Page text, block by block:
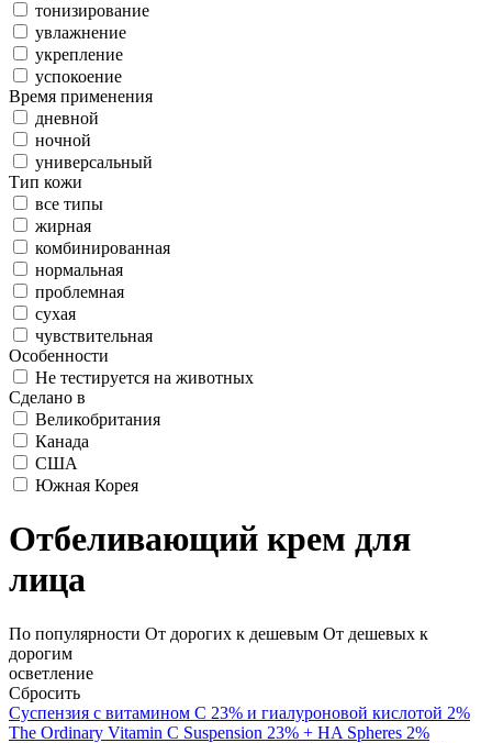
тонизирование
увлажнение
укрепление
успокоение
Время применения
дневной
ночной
универсальный
Тип кожи
все типы
жирная
комбинированная
нормальная
проблемная
сухая
чувствительная
Особенности
Не тестируется на животных
Сделано в
Великобритания
Канада
США
Южная Корея
Отбеливающий крем для
лица
По популярности От дорогих к дешевым От дешевых к
дорогим
осветление
Сбросить
Суспензия с витамином C 23% и гиалуроновой кислотой 2%
The Ordinary Vitamin C Suspension 23% + HA Spheres 2%